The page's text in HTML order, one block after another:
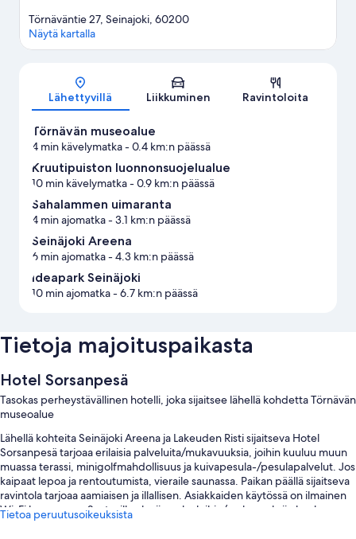
Kartta
Törnäväntie 27, Seinajoki, 60200
Näytä kartalla
Lähettyvillä Liikkuminen Ravintoloita
Törnävän museoalue
4 min kävelymatka- 0.4 km:n päässä
Kruutipuiston luonnonsuojelualue
10 min kävelymatka- 0.9 km:n päässä
Sahalammen uimaranta
4 min ajomatka- 3.1 km:n päässä
Seinäjoki Areena
6 min ajomatka- 4.3 km:n päässä
Ideapark Seinäjoki
10 min ajomatka- 6.7 km:n päässä
Tietoja majoituspaikasta
Hotel Sorsanpesä
Tasokas perheystävällinen hotelli, joka sijaitsee lähellä kohdetta Törnävän
museoalue
Lähellä kohteita Seinäjoki Areena ja Lakeuden Risti sijaitseva Hotel
Sorsanpesä tarjoaa erilaisia palveluita/mukavuuksia, joihin kuuluu muun
muassa terassi, minigolfmahdollisuus ja kuivapesula-/pesulapalvelut. Jos
kaipaat lepoa ja rentoutumista, vieraile saunassa. Paikan päällä sijaitseva
ravintola tarjoaa aamiaisen ja illallisen. Asiakkaiden käytössä on ilmainen
Wi-Fi huoneessa. Saatavilla oleviin palveluihin/mukavuuksiin kuuluu
myös baari ja ympäri vuorokauden auki oleva kuntosali.
Tietoa peruutusoikeuksista